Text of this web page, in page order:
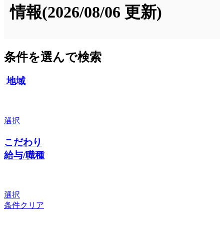
情報(2026/08/06 更新)
条件を選んで検索
地域
選択
こだわり
給与/職種
選択
条件クリア